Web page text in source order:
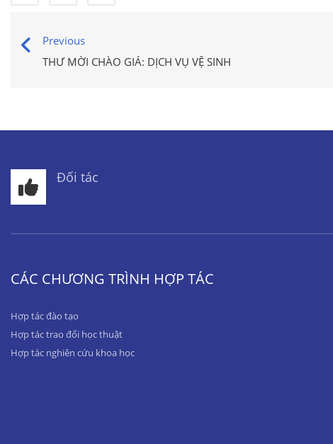
Previous
THƯ MỜI CHÀO GIÁ: DỊCH VỤ VỆ SINH
Đối tác
CÁC CHƯƠNG TRÌNH HỢP TÁC
Hợp tác đào tạo
Hợp tác trao đổi học thuật
Hợp tác nghiên cứu khoa học